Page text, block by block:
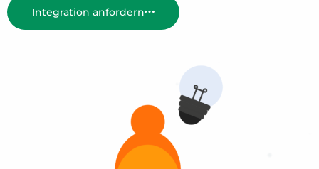
Integration anfordern